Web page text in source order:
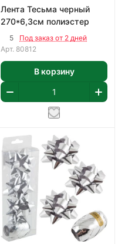
Лента Тесьма черный
270*6,3см полиэстер
5
Под заказ от 2 дней
Арт. 80812
В корзину